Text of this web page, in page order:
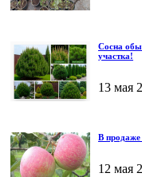
Сосна
участка!
13 мая
В продаже
12 мая